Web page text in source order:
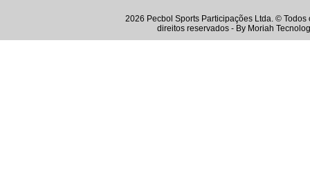
2026 Pecbol Sports Participações Ltda. © Todos
direitos reservados - By Moriah